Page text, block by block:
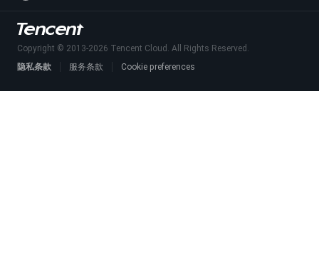
Copyright © 2013-2026 Tencent Cloud. All Rights Reserved.
隐私条款
服务条款 Cookie preferences